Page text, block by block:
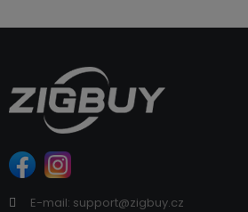
E-mail: support@zigbuy.cz